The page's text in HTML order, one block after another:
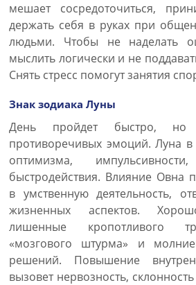
мешает сосредоточиться,
держать себя в руках при
людьми. Чтобы не наделать
мыслить логически и не
Снять стресс помогут занятия
Знак зодиака Луны
День пройдет быстро, но
противоречивых эмоций. Луна
оптимизма, импульсивности,
быстродействия. Влияние Овна
в умственную деятельность,
жизненных аспектов.
лишенные кропотливого
«мозгового штурма» и
решений. Повышение
вызовет нервозность,